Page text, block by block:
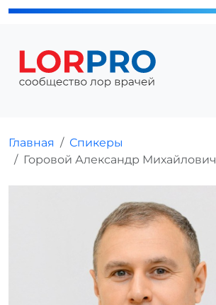
Главная
Спикеры
Горовой Александр Михайлович